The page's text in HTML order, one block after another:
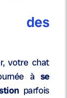
des
votre chat
à se
parfois